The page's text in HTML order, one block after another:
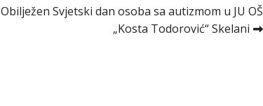
Obilježen Svjetski dan osoba sa autizmom u JU OŠ
„Kosta Todorović“ Skelani